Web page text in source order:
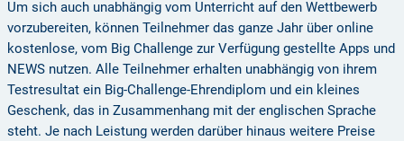
Um sich auch unabhängig vom Unterricht auf den Wettbewerb
vorzubereiten, können Teilnehmer das ganze Jahr über online
kostenlose, vom Big Challenge zur Verfügung gestellte Apps und
NEWS nutzen. Alle Teilnehmer erhalten unabhängig von ihrem
Testresultat ein Big-Challenge-Ehrendiplom und ein kleines
Geschenk, das in Zusammenhang mit der englischen Sprache
steht. Je nach Leistung werden darüber hinaus weitere Preise